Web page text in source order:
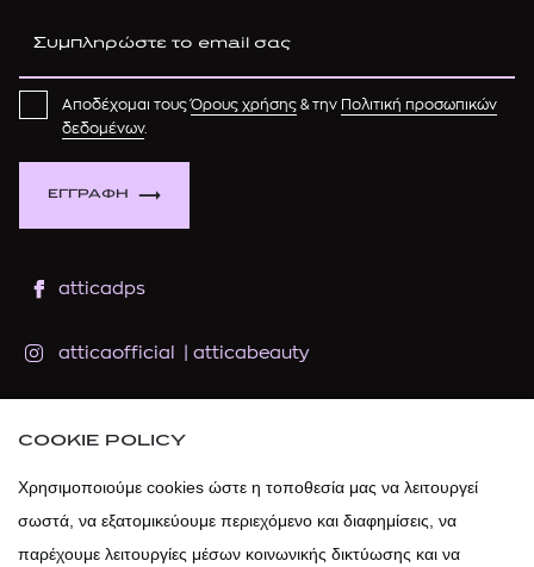
ΕΓΓΡΑΦΗ
Αποδέχομαι τουςΌρους χρήσης & την Πολιτική προσωπικών
δεδομένων.
atticadps
atticaofficial atticabeauty
atticadps
COOKIE POLICY
Χρησιμοποιούμε cookies ώστε η τοποθεσία μας να λειτουργεί
σωστά, να εξατομικεύουμε περιεχόμενο και διαφημίσεις, να
παρέχουμε λειτουργίες μέσων κοινωνικής δικτύωσης και να